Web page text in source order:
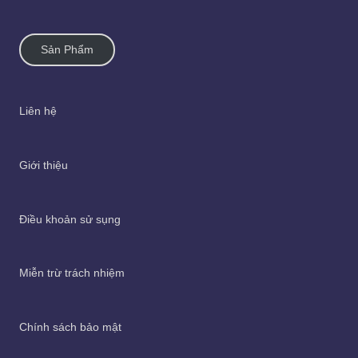
Sản Phẩm
Liên hệ
Giới thiệu
Điều khoản sử sụng
Miễn trừ trách nhiệm
Chính sách bảo mật